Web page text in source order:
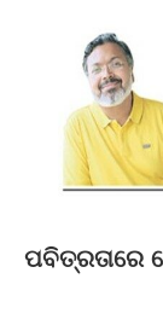
ପବିତ୍ରତାରେ